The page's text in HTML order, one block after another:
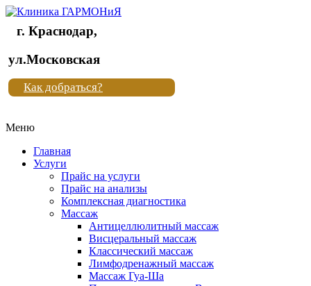
Клиника
"Новая
жизнь"
Клиника
жизнь"
г. Краснодар,
ул.Московская
Как добраться?
Меню
Главная
Услуги
Прайс на услуги
Прайс на анализы
Комплексная диагностика
Массаж
Антицеллюлитный массаж
Висцеральный массаж
Классический массаж
Лимфодренажный массаж
Массаж Гуа-Ша